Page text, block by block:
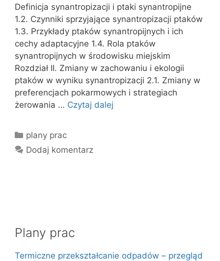
Definicja synantropizacji i ptaki synantropijne
1.2. Czynniki sprzyjające synantropizacji ptaków
1.3. Przykłady ptaków synantropijnych i ich
cechy adaptacyjne 1.4. Rola ptaków
synantropijnych w środowisku miejskim
Rozdział II. Zmiany w zachowaniu i ekologii
ptaków w wyniku synantropizacji 2.1. Zmiany w
preferencjach pokarmowych i strategiach
żerowania … Czytaj dalej
Kategorie
plany prac
Dodaj komentarz
Plany prac
Termiczne przekształcanie odpadów – przegląd